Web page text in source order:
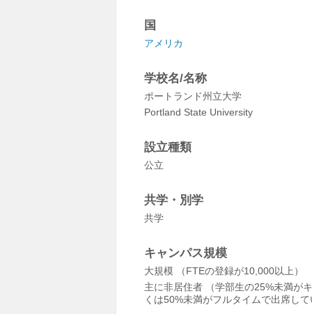
国
アメリカ
学校名/名称
ポートランド州立大学
Portland State University
設立種類
公立
共学・別学
共学
キャンパス規模
大規模 （FTEの登録が10,000以上）
主に非居住者 （学部生の25%未満が
くは50%未満がフルタイムで出席し